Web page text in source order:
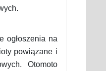
ogłoszenia na
powiązane i
Otomoto